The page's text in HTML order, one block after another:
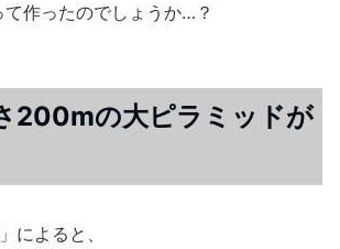
作ったのでしょうか…？
200mの大ピラミッドが
によると、